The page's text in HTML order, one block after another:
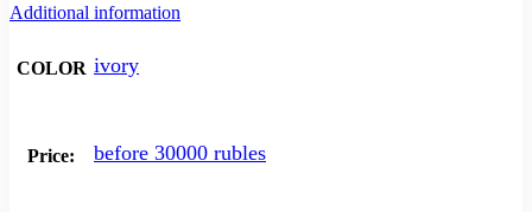
Additional information
COLOR ivory
Price: before 30000 rubles